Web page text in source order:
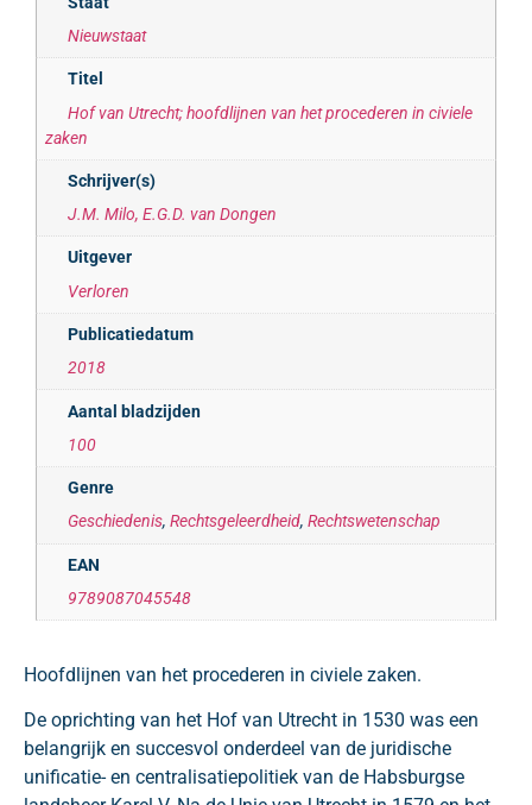
Nieuwstaat
Titel
Hof van Utrecht; hoofdlijnen van het procederen in civiele
zaken
Schrijver(s)
J.M. Milo, E.G.D. van Dongen
Uitgever
Verloren
Publicatiedatum
2018
Aantal bladzijden
100
Genre
Geschiedenis, Rechtsgeleerdheid, Rechtswetenschap
EAN
9789087045548
Hoofdlijnen van het procederen in civiele zaken.
De oprichting van het Hof van Utrecht in 1530 was een
belangrijk en succesvol onderdeel van de juridische
unificatie- en centralisatiepolitiek van de Habsburgse